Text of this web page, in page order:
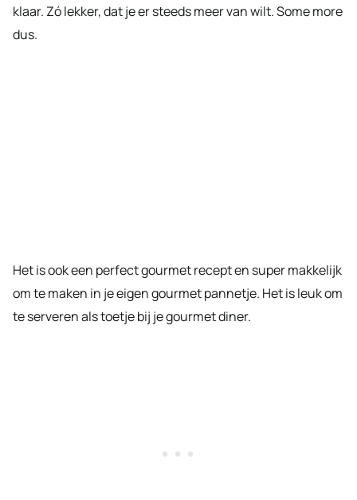
klaar. Zó lekker, dat je er steeds meer van wilt. Some more
dus.
Het is ook een perfect gourmet recept en super makkelijk
om te maken in je eigen gourmet pannetje. Het is leuk om
te serveren als toetje bij je gourmet diner.